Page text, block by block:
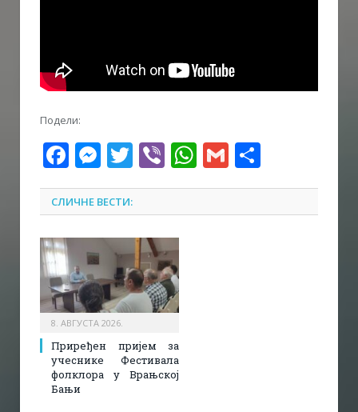
Подели:
Facebook
Messenger
Twitter
ViberWhatsApp
Gmail
СЛИЧНЕ ВЕСТИ:
8. АВГУСТА 2026.
Приређен пријем за
учеснике Фестивала
фолклора у Врањској
Бањи